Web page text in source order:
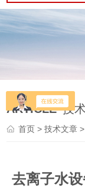
ARTICLE 技
首页 >技术文章
去离子水